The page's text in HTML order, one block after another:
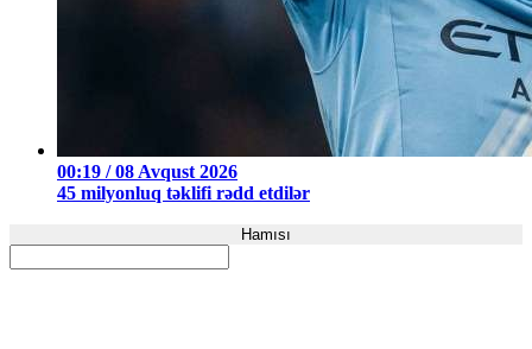
00:19 / 08 Avqust 2026
45 milyonluq təklifi rədd etdilər
Hamısı